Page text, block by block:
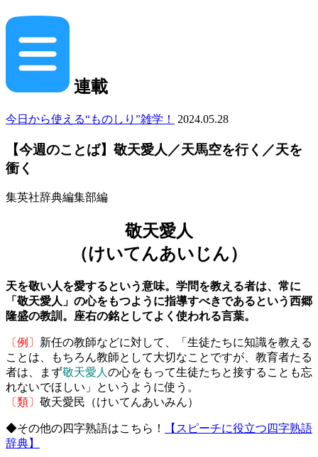
連載
今日から使える“ものしり”雑学！ 2024.05.28
【今週のことば】敬天愛人／天馬空を行く／天を
衝く
集英社辞典編集部編
敬天愛人
（けいてんあいじん）
天を敬い人を愛するという意味。学問を教える者は、常に
「敬天愛人」の心をもつように指導すべきであるという西郷
隆盛の教訓。座右の銘としてよく使われる言葉。
〔例〕 新任の教師などに対して、「生徒たちに知識を教える
ことは、もちろん教師として大切なことですが、教育者たる
者は、まず敬天愛人 の心をもって生徒たちと接することも忘
れないでほしい」というように使う。
〔類〕 敬天愛民（けいてんあいみん）
◆その他の四字熟語はこちら！
【スピーチに役立つ四字熟語
辞典】